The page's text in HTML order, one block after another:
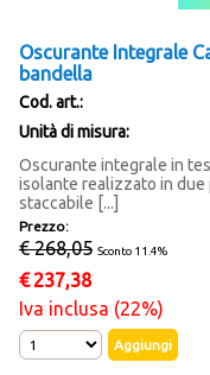
Oscurante Integrale
bandella
Cod. art.:
Unità di misura:
Oscurante integrale in
isolante realizzato in due
staccabile [...]
Prezzo:
€ 268,05 Sconto 11.4%
€ 237,38
Iva inclusa (22%)